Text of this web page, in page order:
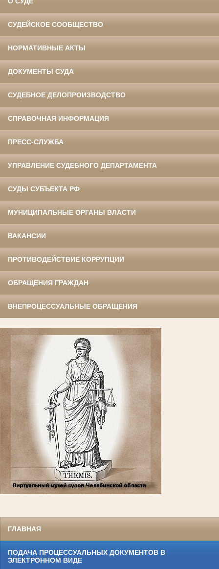
СУДЕЙСКОЕ СООБЩЕСТВО
НОРМАТИВНЫЕ АКТЫ
ДОКУМЕНТЫ СУДА
СУДЕБНОЕ ДЕЛОПРОИЗВОДСТВО
СПРАВОЧНАЯ ИНФОРМАЦИЯ
ПРЕСС-СЛУЖБА
УПРАВЛЕНИЕ СУДЕБНОГО ДЕПАРТАМЕНТА
СУДЫ СУБЪЕКТА РФ
МУНИЦИПАЛЬНЫЕ ОРГАНЫ ВЛАСТИ
ВАКАНСИИ
ПРОТИВОДЕЙСТВИЕ КОРРУПЦИИ
ОБРАЩЕНИЯ ГРАЖДАН
ВНЕПРОЦЕССУАЛЬНЫЕ ОБРАЩЕНИЯ
ГЛАВНАЯ
ПОДАЧА ПРОЦЕССУАЛЬНЫХ ДОКУМЕНТОВ В
ЭЛЕКТРОННОМ ВИДЕ